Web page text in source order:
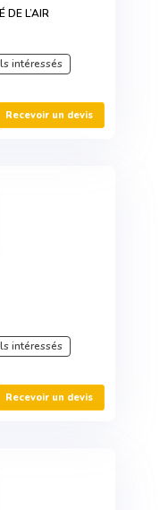
DE L’AIR
intéressés
Recevoir un devis
intéressés
Recevoir un devis